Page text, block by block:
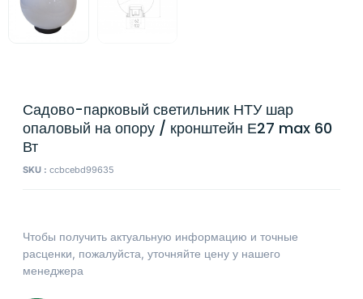
Садово-парковый светильник НТУ шар
опаловый на опору / кронштейн Е27 max 60
Вт
SKU : ccbcebd99635
Чтобы получить актуальную информацию и точные
расценки, пожалуйста, уточняйте цену у нашего
менеджера